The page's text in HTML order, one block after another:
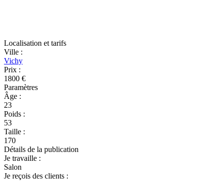
Localisation et tarifs
Ville :
Vichy
Prix :
1800 €
Paramètres
Âge :
23
Poids :
53
Taille :
170
Détails de la publication
Je travaille :
Salon
Je reçois des clients :